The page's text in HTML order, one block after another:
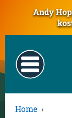
Andy
Home ›